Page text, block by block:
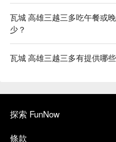
瓦城 高雄三越三多吃午餐或
少？
瓦城 高雄三越三多有提供哪
探索 FunNow
條款